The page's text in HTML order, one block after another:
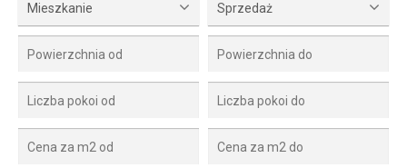
Mieszkanie Sprzedaż